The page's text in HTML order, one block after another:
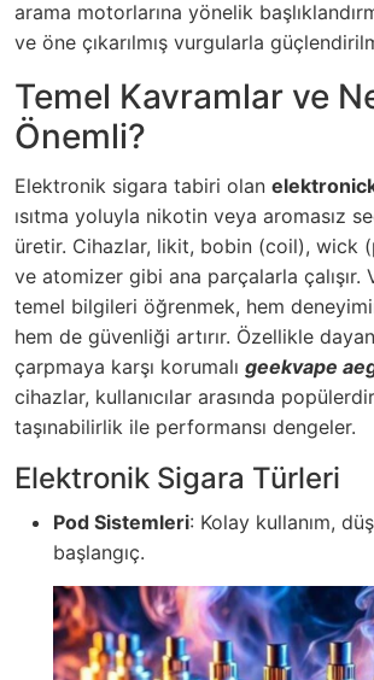
arama motorlarına yönelik
ve öne çıkarılmış vurgularla
Temel Kavramlar ve
Önemli?
Elektronik sigara tabiri olan
ısıtma yoluyla nikotin veya aromasız
üretir. Cihazlar, likit, bobin (coil), wick
ve atomizer gibi ana parçalarla çalışır.
temel bilgileri öğrenmek, hem
hem de güvenliği artırır. Özellikle
çarpmaya karşı korumalı geekvape
cihazlar, kullanıcılar arasında
taşınabilirlik ile performansı dengeler.
Elektronik Sigara Türleri
Pod Sistemleri: Kolay kullanım,
başlangıç.